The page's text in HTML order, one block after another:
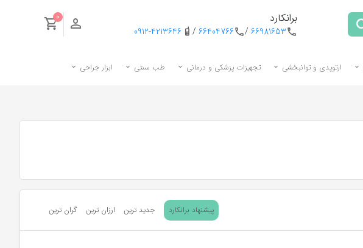
برانکارد
66981653
/
66404766
/
0912-4213646
0
ارتوپدی و توانبخشی تجهیزات پزشکی و درمانی طب سنتی ابزار جراحی
پیشنهاد برانکارد جدید ترین ارزان ترین گران ترین